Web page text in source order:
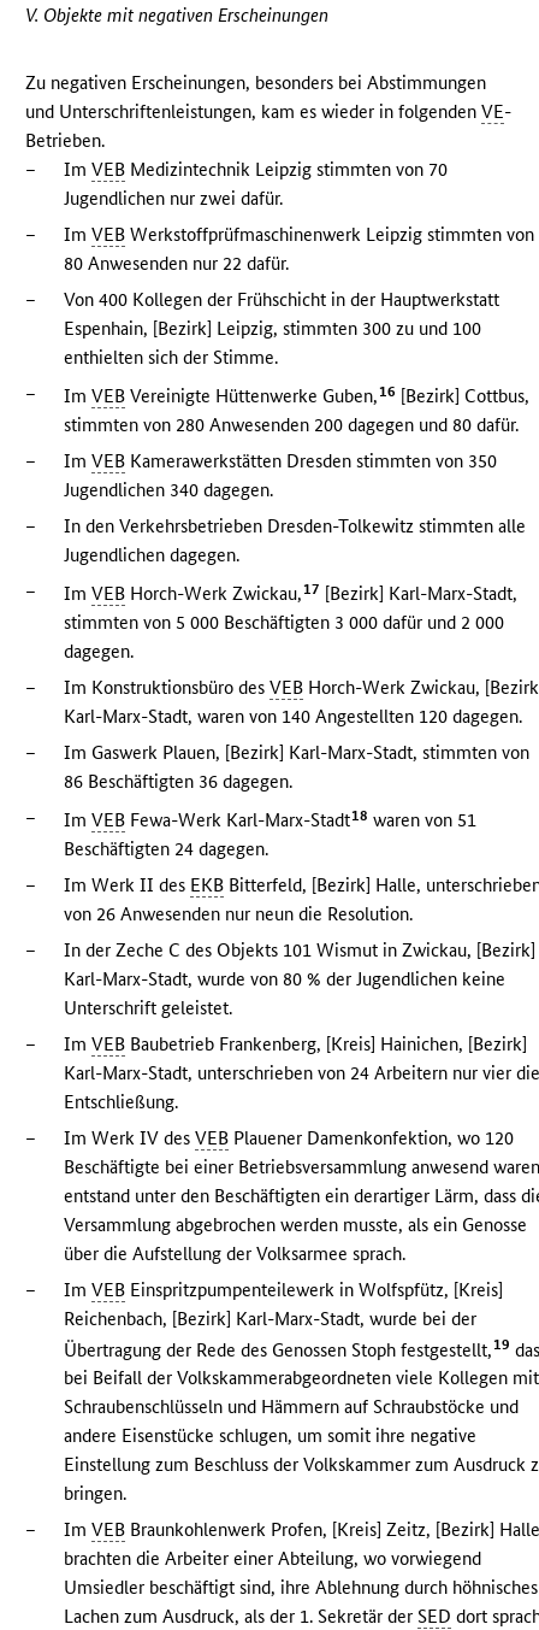
V. Objekte mit negativen Erscheinungen
Zu negativen Erscheinungen, besonders bei Abstimmungen
und Unterschriftenleistungen, kam es wieder in folgendenVE-
Betrieben.
–
ImVEB Medizintechnik Leipzig stimmten von 70
Jugendlichen nur zwei dafür.
–
ImVEB Werkstoffprüfmaschinenwerk Leipzig stimmten von
80 Anwesenden nur 22 dafür.
–
Von 400 Kollegen der Frühschicht in der Hauptwerkstatt
Espenhain, [Bezirk] Leipzig, stimmten 300 zu und 100
enthielten sich der Stimme.
–
ImVEB Vereinigte Hüttenwerke Guben,16 [Bezirk] Cottbus,
stimmten von 280 Anwesenden 200 dagegen und 80 dafür.
–
ImVEB Kamerawerkstätten Dresden stimmten von 350
Jugendlichen 340 dagegen.
–
In den Verkehrsbetrieben Dresden-Tolkewitz stimmten alle
Jugendlichen dagegen.
–
ImVEB Horch-Werk Zwickau,17 [Bezirk] Karl-Marx-Stadt,
stimmten von 5 000 Beschäftigten 3 000 dafür und 2 000
dagegen.
–
Im Konstruktionsbüro desVEB Horch-Werk Zwickau,
Karl-Marx-Stadt, waren von 140 Angestellten 120 dagegen.
–
Im Gaswerk Plauen, [Bezirk] Karl-Marx-Stadt, stimmten von
86 Beschäftigten 36 dagegen.
–
ImVEB Fewa-Werk Karl-Marx-Stadt18 waren von 51
Beschäftigten 24 dagegen.
–
Im Werk II des EKB Bitterfeld, [Bezirk] Halle,
von 26 Anwesenden nur neun die Resolution.
–
In der Zeche C des Objekts 101 Wismut in Zwickau, [Bezirk]
Karl-Marx-Stadt, wurde von 80 % der Jugendlichen keine
Unterschrift geleistet.
–
ImVEB Baubetrieb Frankenberg, [Kreis] Hainichen, [Bezirk]
Karl-Marx-Stadt, unterschrieben von 24 Arbeitern nur vier
Entschließung.
–
Im Werk IV desVEB Plauener Damenkonfektion, wo 120
Beschäftigte bei einer Betriebsversammlung anwesend
entstand unter den Beschäftigten ein derartiger Lärm, dass
Versammlung abgebrochen werden musste, als ein Genosse
über die Aufstellung der Volksarmee sprach.
–
ImVEB Einspritzpumpenteilewerk in Wolfspfütz, [Kreis]
Reichenbach, [Bezirk] Karl-Marx-Stadt, wurde bei der
Übertragung der Rede des Genossen Stoph festgestellt,19
bei Beifall der Volkskammerabgeordneten viele Kollegen mit
Schraubenschlüsseln und Hämmern auf Schraubstöcke und
andere Eisenstücke schlugen, um somit ihre negative
Einstellung zum Beschluss der Volkskammer zum Ausdruck
bringen.
–
ImVEB Braunkohlenwerk Profen, [Kreis] Zeitz, [Bezirk]
brachten die Arbeiter einer Abteilung, wo vorwiegend
Umsiedler beschäftigt sind, ihre Ablehnung durch höhnisches
Lachen zum Ausdruck, als der 1. Sekretär derSED dort